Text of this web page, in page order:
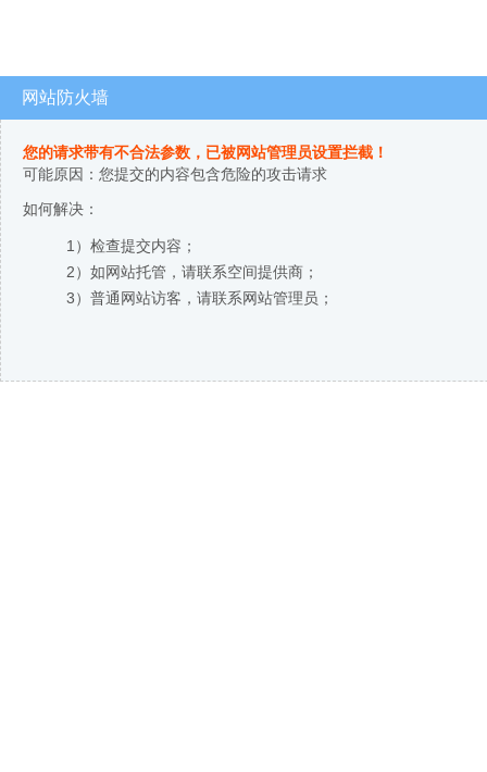
网站防火墙
您的请求带有不合法参数，已被网站管理员设置拦截！
可能原因：您提交的内容包含危险的攻击请求
如何解决：
1）检查提交内容；
2）如网站托管，请联系空间提供商；
3）普通网站访客，请联系网站管理员；